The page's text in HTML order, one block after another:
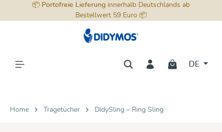
springen
📦 Portofreie Lieferung innerhalb Deutschlands ab
Bestellwert 59 Euro 📦
DE
Home Tragetücher DidySling – Ring Sling